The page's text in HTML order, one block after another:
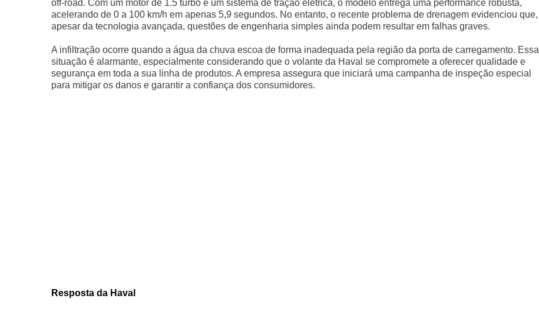
off-road. Com um motor de 1.5 turbo e um sistema de tração elétrica, o modelo entrega uma performance robusta,
acelerando de 0 a 100 km/h em apenas 5,9 segundos. No entanto, o recente problema de drenagem evidenciou que,
apesar da tecnologia avançada, questões de engenharia simples ainda podem resultar em falhas graves.
A infiltração ocorre quando a água da chuva escoa de forma inadequada pela região da porta de carregamento. Essa
situação é alarmante, especialmente considerando que o volante da Haval se compromete a oferecer qualidade e
segurança em toda a sua linha de produtos. A empresa assegura que iniciará uma campanha de inspeção especial
para mitigar os danos e garantir a confiança dos consumidores.
Resposta da Haval